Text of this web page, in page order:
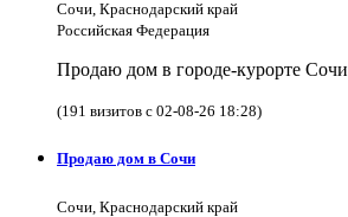
Сочи, Краснодарский край
Российская Федерация
Продаю дом в городе-курорте Сочи
(191 визитов с 02-08-26 18:28)
Продаю дом в Сочи
Сочи, Краснодарский край